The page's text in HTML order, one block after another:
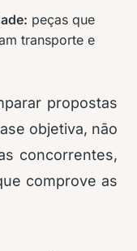
peças que
transporte e
propostas
objetiva, não
concorrentes,
comprove as